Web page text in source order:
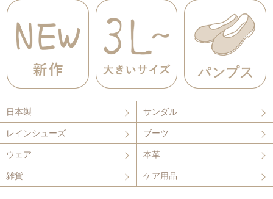
日本製 サンダル
レインシューズ ブーツ
ウェア 本革
雑貨 ケア用品